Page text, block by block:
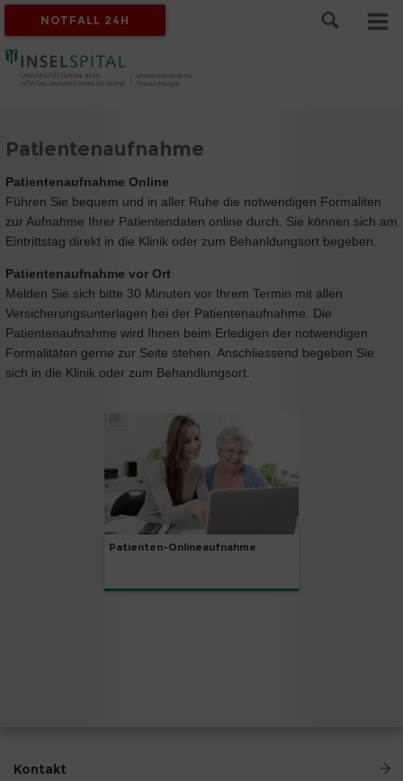
NOTFALL 24H
Patientenaufnahme
Patientenaufnahme Online
Führen Sie bequem und in aller Ruhe die notwendigen Formaliten
zur Aufnahme Ihrer Patientendaten online durch. Sie können sich am
Eintrittstag direkt in die Klinik oder zum Behanldungsort begeben.
Patientenaufnahme vor Ort
Melden Sie sich bitte 30 Minuten vor Ihrem Termin mit allen
Versicherungsunterlagen bei der Patientenaufnahme. Die
Patientenaufnahme wird Ihnen beim Erledigen der notwendigen
Formalitäten gerne zur Seite stehen. Anschliessend begeben Sie
sich in die Klinik oder zum Behandlungsort.
Patienten-Onlineaufnahme
Kontakt